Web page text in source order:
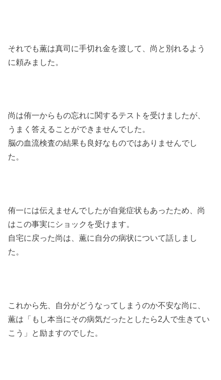
それでも薫は真司に手切れ金を渡して、尚と別れるよう
に頼みました。
尚は侑一からもの忘れに関するテストを受けましたが、
うまく答えることができませんでした。
脳の血流検査の結果も良好なものではありませんでし
た。
侑一には伝えませんでしたが自覚症状もあったため、尚
はこの事実にショックを受けます。
自宅に戻った尚は、薫に自分の病状について話しまし
た。
これから先、自分がどうなってしまうのか不安な尚に、
薫は「もし本当にその病気だったとしたら2人で生きてい
こう」と励ますのでした。